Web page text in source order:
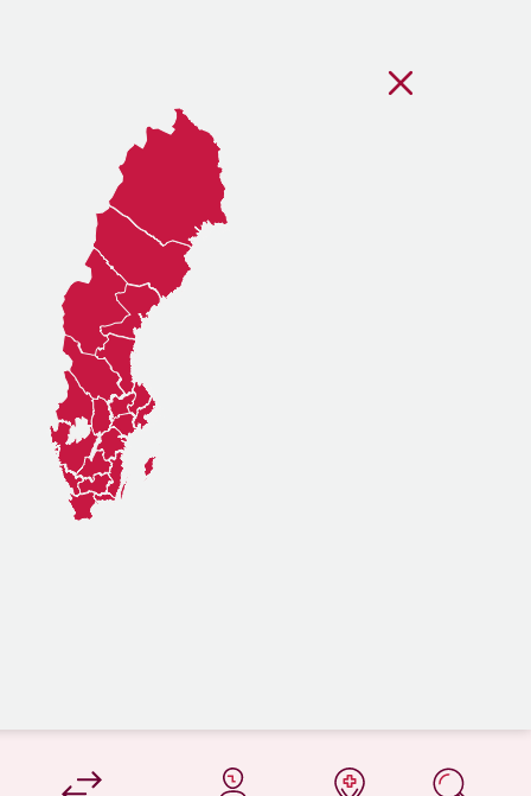
på 1177.se
på 1177.se
på 1177.se
på 1177.se